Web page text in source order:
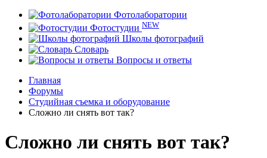
Фотолаборатории
Фотостудии NEW
Школы фотографий
Словарь
Вопросы и ответы
Главная
Форумы
Студийная съемка и оборудование
Сложно ли снять вот так?
Сложно ли снять вот так?